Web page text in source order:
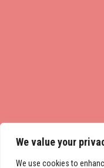
We value your
We use cookies to